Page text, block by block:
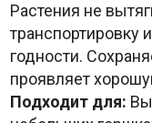
Растения не
транспортировку
годности.
проявляет
Подходит для: